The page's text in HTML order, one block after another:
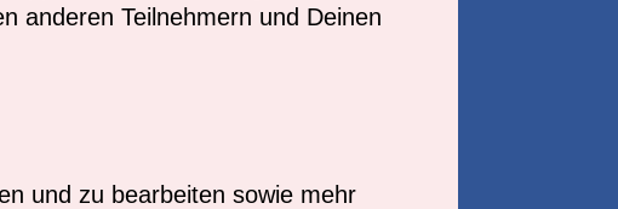
anderen Teilnehmern und Deinen
und zu bearbeiten sowie mehr